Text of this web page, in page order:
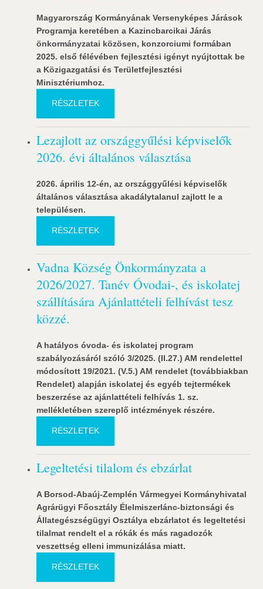
Magyarország Kormányának Versenyképes Járások
Programja keretében a Kazincbarcikai Járás
önkormányzatai közösen, konzorciumi formában
2025. első félévében fejlesztési igényt nyújtottak be
a Közigazgatási és Területfejlesztési
Minisztériumhoz.
RÉSZLETEK
Lezajlott az országgyűlési képviselők
2026. évi általános választása
2026. április 12-én, az országgyűlési képviselők
általános választása akadálytalanul zajlott le a
településen.
RÉSZLETEK
Vadna Község Önkormányzata a
2026/2027. Tanév Óvodai-, és iskolatej
szállítására Ajánlattételi felhívást tesz
közzé.
A hatályos óvoda- és iskolatej program
szabályozásáról szóló 3/2025. (II.27.) AM rendelettel
módosított 19/2021. (V.5.) AM rendelet (továbbiakban
Rendelet) alapján iskolatej és egyéb tejtermékek
beszerzése az ajánlattételi felhívás 1. sz.
mellékletében szereplő intézmények részére.
RÉSZLETEK
Legeltetési tilalom és ebzárlat
A Borsod-Abaúj-Zemplén Vármegyei Kormányhivatal
Agrárügyi Főosztály Élelmiszerlánc-biztonsági és
Állategészségügyi Osztálya ebzárlatot és legeltetési
tilalmat rendelt el a rókák és más ragadozók
veszettség elleni immunizálása miatt.
RÉSZLETEK